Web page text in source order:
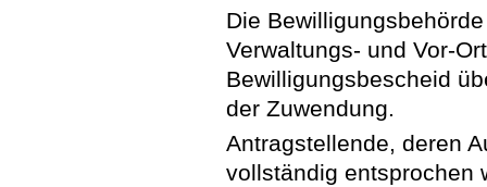
Die
Verwaltungs- und Vor-
Bewilligungsbescheid
der Zuwendung.
Antragstellende, deren
vollständig entsprochen